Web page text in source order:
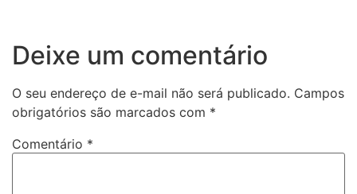
Deixe um comentário
O seu endereço de e-mail não será publicado. Campos
obrigatórios são marcados com *
Comentário *